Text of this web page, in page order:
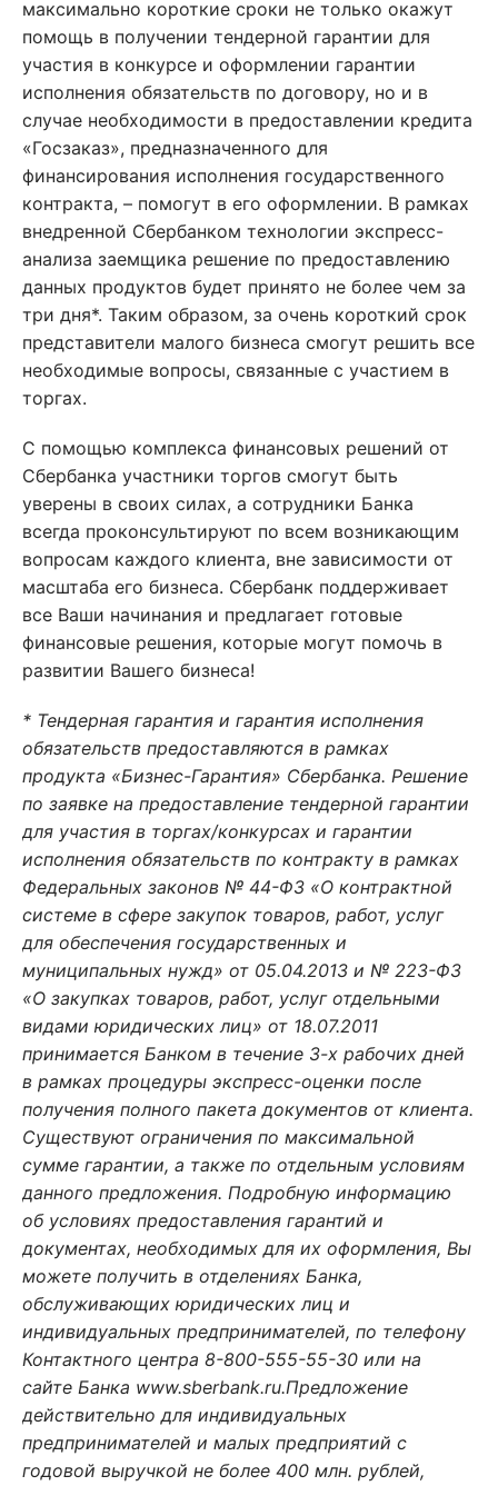
максимально короткие сроки не только окажут
помощь в получении тендерной гарантии для
участия в конкурсе и оформлении гарантии
исполнения обязательств по договору, но и в
случае необходимости в предоставлении кредита
«Госзаказ», предназначенного для
финансирования исполнения государственного
контракта, – помогут в его оформлении. В рамках
внедренной Сбербанком технологии экспресс-
анализа заемщика решение по предоставлению
данных продуктов будет принято не более чем за
три дня*. Таким образом, за очень короткий срок
представители малого бизнеса смогут решить все
необходимые вопросы, связанные с участием в
торгах.
С помощью комплекса финансовых решений от
Сбербанка участники торгов смогут быть
уверены в своих силах, а сотрудники Банка
всегда проконсультируют по всем возникающим
вопросам каждого клиента, вне зависимости от
масштаба его бизнеса. Сбербанк поддерживает
все Ваши начинания и предлагает готовые
финансовые решения, которые могут помочь в
развитии Вашего бизнеса!
* Тендерная гарантия и гарантия исполнения
обязательств предоставляются в рамках
продукта «Бизнес-Гарантия» Сбербанка. Решение
по заявке на предоставление тендерной гарантии
для участия в торгах/конкурсах и гарантии
исполнения обязательств по контракту в рамках
Федеральных законов № 44-ФЗ «О контрактной
системе в сфере закупок товаров, работ, услуг
для обеспечения государственных и
муниципальных нужд» от 05.04.2013 и № 223-ФЗ
«О закупках товаров, работ, услуг отдельными
видами юридических лиц» от 18.07.2011
принимается Банком в течение 3-х рабочих дней
в рамках процедуры экспресс-оценки после
получения полного пакета документов от клиента.
Существуют ограничения по максимальной
сумме гарантии, а также по отдельным условиям
данного предложения. Подробную информацию
об условиях предоставления гарантий и
документах, необходимых для их оформления, Вы
можете получить в отделениях Банка,
обслуживающих юридических лиц и
индивидуальных предпринимателей, по телефону
Контактного центра 8-800-555-55-30 или на
сайте Банка www.sberbank.ru.Предложение
действительно для индивидуальных
предпринимателей и малых предприятий с
годовой выручкой не более 400 млн. рублей,